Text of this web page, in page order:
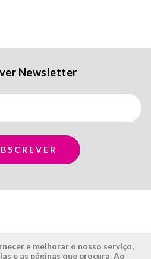
Newsletter
e melhorar o nosso serviço,
e as páginas que procura. Ao